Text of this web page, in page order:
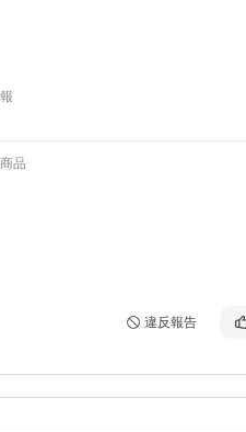
品
違反報告